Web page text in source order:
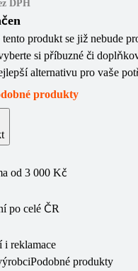
DPH
tento produkt se již nebude
si příbuzné či
alternativu pro vaše
produkty
od 3 000 Kč
po celé ČR
i reklamace
Podobné produkty